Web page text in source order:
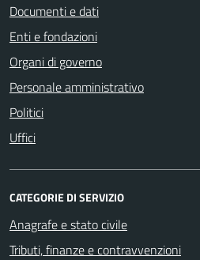
Documenti e dati
Enti e fondazioni
Organi di governo
Personale amministrativo
Politici
Uffici
CATEGORIE DI SERVIZIO
Anagrafe e stato civile
Tributi, finanze e contravvenzioni